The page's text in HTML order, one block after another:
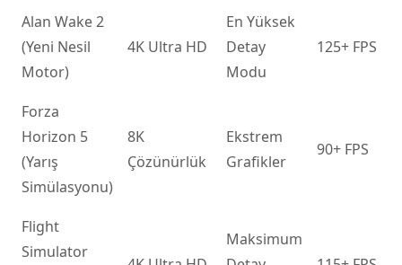
Alan Wake 2
(Yeni Nesil
Motor)
4K Ultra HD
En Yüksek
Detay
Modu
125+ FPS
Forza
Horizon 5
(Yarış
Simülasyonu)
8K
Çözünürlük
Ekstrem
Grafikler
90+ FPS
Flight
Simulator
Maksimum